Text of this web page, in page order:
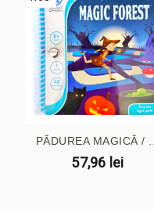
PĂDUREA MAGICĂ / ...
57,96 lei